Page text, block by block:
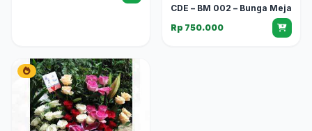
CDE – BM 002 – Bunga Meja
Rp 750.000